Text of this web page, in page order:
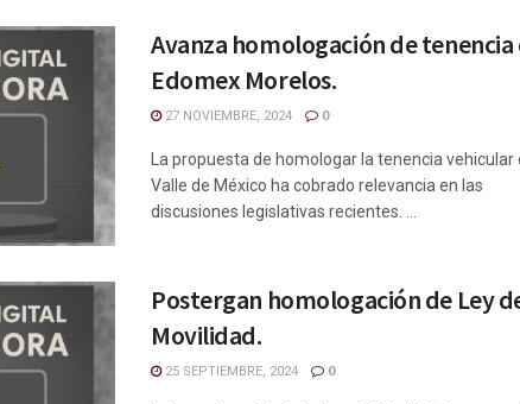
Avanza homologación de tenencia
Edomex Morelos.
27 NOVIEMBRE, 2024 0
La propuesta de homologar la tenencia vehicular
Valle de México ha cobrado relevancia en las
discusiones legislativas recientes. ...
Postergan homologación de Ley
Movilidad.
25 SEPTIEMBRE, 2024 0